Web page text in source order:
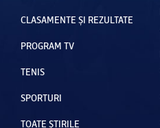
CLASAMENTE ȘI REZULTATE
PROGRAM TV
TENIS
SPORTURI
TOATE ȘTIRILE